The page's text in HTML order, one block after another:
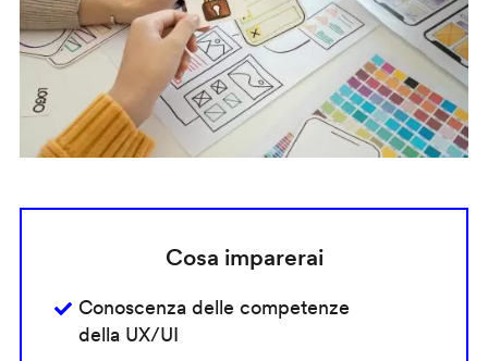
Cosa imparerai
Conoscenza delle competenze
della UX/UI